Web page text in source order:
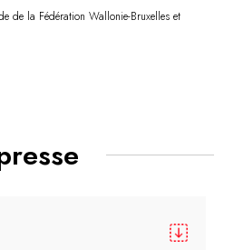
de la Fédération Wallonie-Bruxelles et